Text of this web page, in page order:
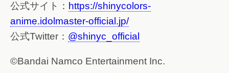
公式サイト： https://shinycolors-
anime.idolmaster-official.jp/
公式Twitter： @shinyc_official
©Bandai Namco Entertainment Inc.